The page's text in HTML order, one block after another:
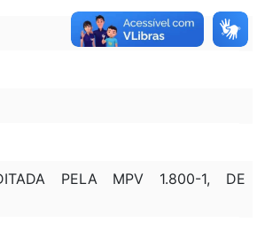
PELA MPV 1.800-1, DE